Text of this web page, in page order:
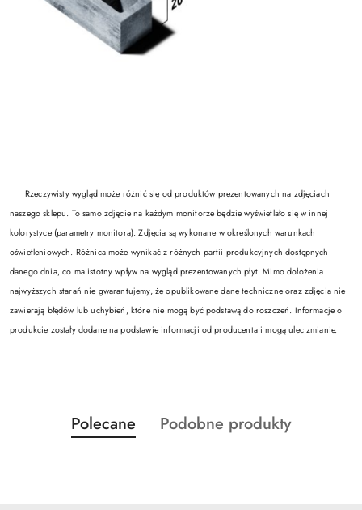
Rzeczywisty wygląd może różnić się od produktów prezentowanych na zdjęciach
naszego sklepu. To samo zdjęcie na każdym monitorze będzie wyświetlało się w innej
kolorystyce (parametry monitora). Zdjęcia są wykonane w określonych warunkach
oświetleniowych. Różnica może wynikać z różnych partii produkcyjnych dostępnych
danego dnia, co ma istotny wpływ na wygląd prezentowanych płyt. Mimo dołożenia
najwyższych starań nie gwarantujemy, że opublikowane dane techniczne oraz zdjęcia nie
zawierają błędów lub uchybień, które nie mogą być podstawą do roszczeń. Informacje o
produkcie zostały dodane na podstawie informacji od producenta i mogą ulec zmianie.
Pomiń karuzelę produktów
Produkty
o
Polecane
Produkty
Podobne produkty